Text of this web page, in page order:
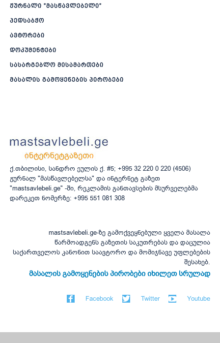
ჟურნალი ”მასწავლებელი”
პედსაბჭო
ავტორები
დოკუმენტები
სასარგებლო მისამართები
მასალის გამოყენების პირობები
ქ.თბილისი, სანდრო ეულის ქ. #5; +995 32 220 0 220 (4506)
ჟურნალ "მასწავლებელსა" და ინტერნეტ გაზეთ
"mastsavlebeli.ge" -ში, რეკლამის განთავსების მსურველებმა
დარეკეთ ნომერზე: +995 551 081 308
mastsavlebeli.ge-ზე გამოქვეყნებული ყველა მასალა
წარმოადგენს გაზეთის საკუთრებას და დაცულია
საქართველოს კანონით საავტორო და მომიჯნავე უფლებების
შესახებ.
მასალის გამოყენების პირობები იხილეთ სრულად
Facebook Twitter Youtube